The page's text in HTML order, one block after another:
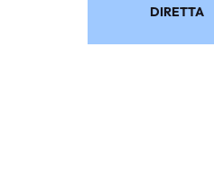
DIRETTA